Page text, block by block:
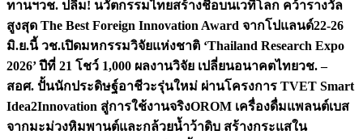
ทานฯวช. ปลื้ม! นวัตกรรมไทยสร้างชื่อบนเวทีโลก คว้ารางวัล
สูงสุด The Best Foreign Innovation Award จากโปแลนด์22-26
มิ.ย.นี้ วช.เปิดมหกรรมวิจัยแห่งชาติ ‘Thailand Research Expo
2026’ ปีที่ 21 โชว์ 1,000 ผลงานวิจัย เปลี่ยนอนาคตไทยวช. –
สอศ. ปั้นนักประดิษฐ์อาชีวะรุ่นใหม่ ผ่านโครงการ TVET Smart
Idea2Innovation สู่การใช้งานจริงOROM เครื่องดื่มแพลนต์เบส
จากมะม่วงหิมพานต์และกล้วยน้ำว้าดิบ สร้างกระแสใน